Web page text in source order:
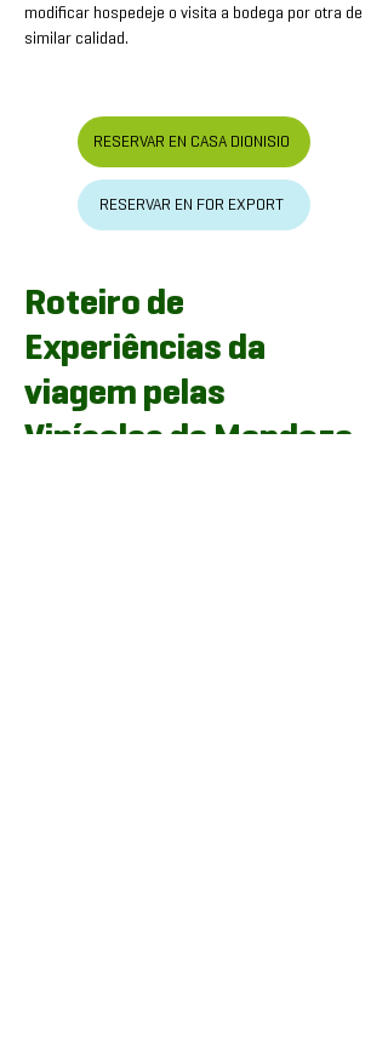
modificar hospedeje o visita a bodega por otra de
similar calidad.
RESERVAR EN CASA DIONISIO
RESERVAR EN FOR EXPORT
Roteiro de
Experiências da
viagem pelas
Vinícolas de Mendoza